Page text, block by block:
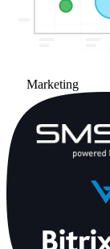
Marketing